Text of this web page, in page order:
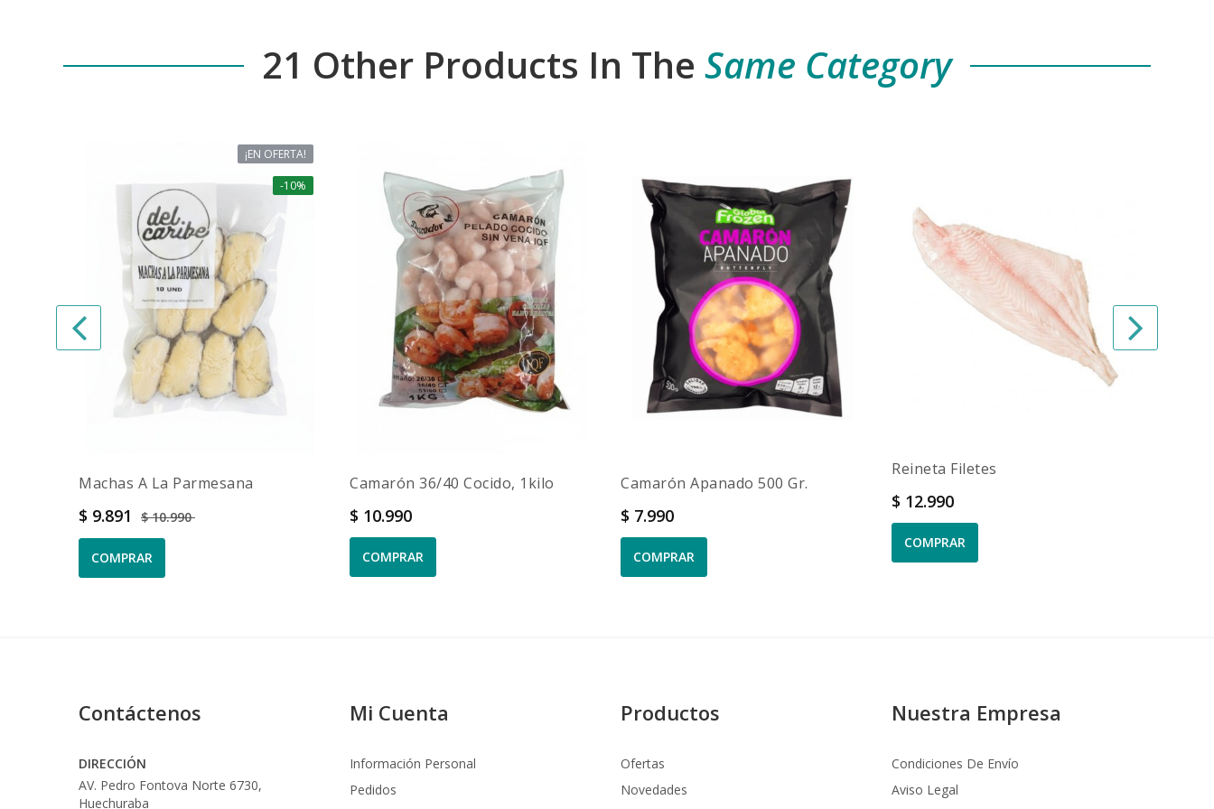
21 Other Products In The Same Category
¡EN OFERTA!
-10%
Machas A La Parmesana
Precio
$ 9.891 Precio base
$ 10.990
COMPRAR
Camarón 36/40 Cocido, 1kilo
Precio
$ 10.990
COMPRAR
Camarón Apanado 500 Gr.
Precio
$ 7.990
COMPRAR
Reineta Filetes
Precio
$ 12.990
COMPRAR
Contáctenos
DIRECCIÓN
AV. Pedro Fontova Norte 6730,
Huechuraba
Mi Cuenta
Información Personal
Pedidos
Productos
Ofertas
Novedades
Nuestra Empresa
Condiciones De Envío
Aviso Legal